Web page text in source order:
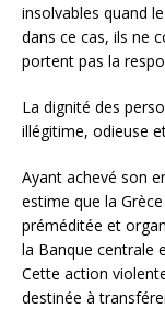
insolvables quand
dans ce cas, ils ne
portent pas la
La dignité des
illégitime, odieuse
Ayant achevé son
estime que la
préméditée et
la Banque centrale
Cette action
destinée à